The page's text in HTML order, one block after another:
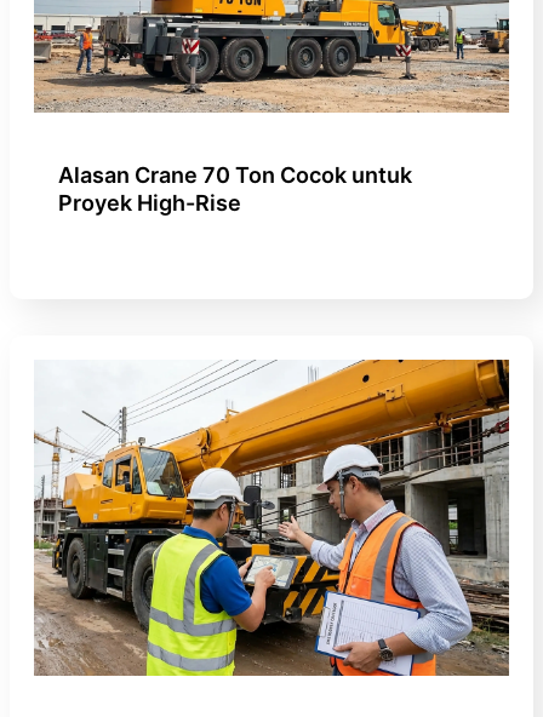
Alasan Crane 70 Ton Cocok untuk
Proyek High-Rise